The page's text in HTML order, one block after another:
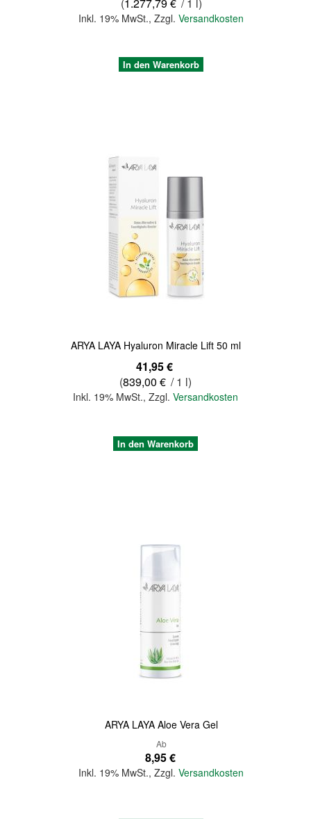
Inkl. 19% MwSt.,Zzgl.Versandkosten
In den Warenkorb
ARYA LAYA Hyaluron Miracle Lift 50 ml
41,95 €
(839,00 € / 1 l)
Inkl. 19% MwSt., Zzgl. Versandkosten
In den Warenkorb
ARYA LAYA Aloe Vera Gel
Ab
8,95 €
Inkl. 19% MwSt.,Zzgl.Versandkosten